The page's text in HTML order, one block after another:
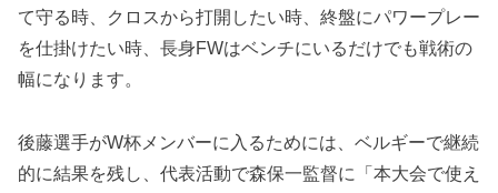
て守る時、クロスから打開したい時、終盤にパワープレー
を仕掛けたい時、長身FWはベンチにいるだけでも戦術の
幅になります。
後藤選手がW杯メンバーに入るためには、ベルギーで継続
的に結果を残し、代表活動で森保一監督に「本大会で使え